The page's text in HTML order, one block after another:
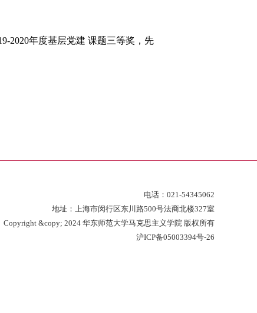
2020年度基层党建 课题三等奖，先
电话：021-54345062
地址：上海市闵行区东川路500号法商北楼327室
Copyright &copy; 2024 华东师范大学马克思主义学院 版权所有
沪ICP备05003394号-26